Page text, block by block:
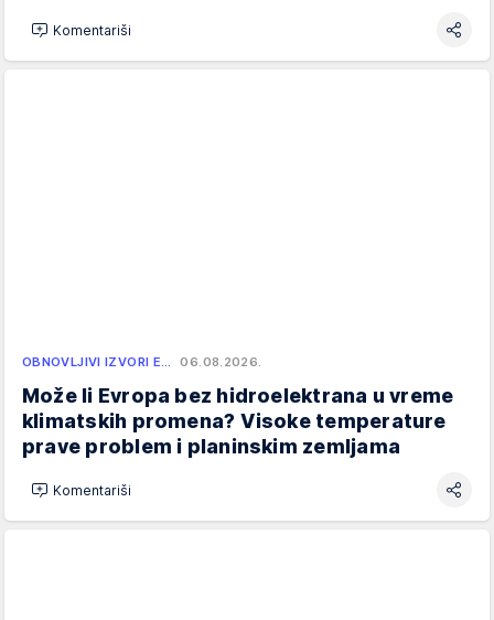
Komentariši
OBNOVLJIVI IZVORI E… 06.08.2026.
Može li Evropa bez hidroelektrana u vreme
klimatskih promena? Visoke temperature
prave problem i planinskim zemljama
Komentariši